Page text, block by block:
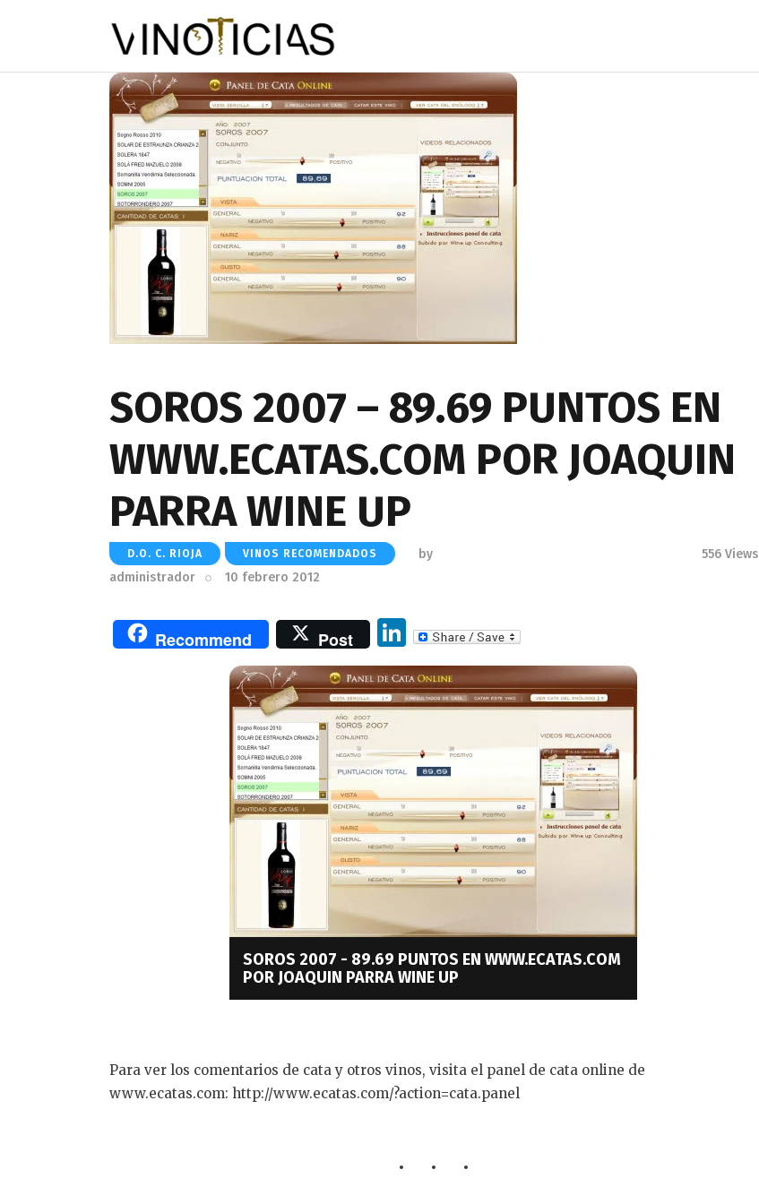
SOROS 2007 – 89.69 PUNTOS EN
WWW.ECATAS.COM POR JOAQUIN
PARRA WINE UP
D.O. C. RIOJA VINOS RECOMENDADOS
by
administrador
10 febrero 2012
556 Views
Recommend Post
Li
n
k
e
dI
n
SOROS 2007 - 89.69 PUNTOS EN WWW.ECATAS.COM
POR JOAQUIN PARRA WINE UP
Para ver los comentarios de cata y otros vinos, visita el panel de cata online de
www.ecatas.com: http://www.ecatas.com/?action=cata.panel